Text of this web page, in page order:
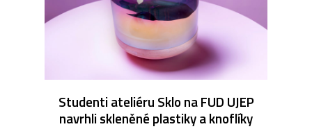
Studenti ateliéru Sklo na FUD UJEP
navrhli skleněné plastiky a knoflíky